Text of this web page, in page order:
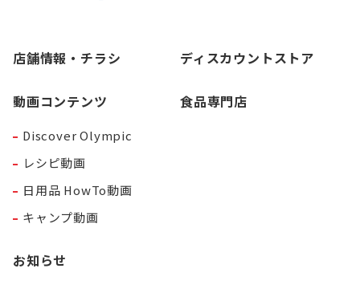
店舗情報・チラシ
動画コンテンツ
Discover Olympic
レシピ動画
日用品 HowTo動画
キャンプ動画
お知らせ
ディスカウントストア
食品専門店